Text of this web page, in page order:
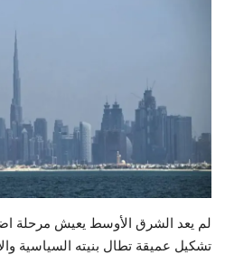
لم يعد الشرق الأوسط يعيش مرحلة
تشكيل عميقة تطال بنيته السياسية